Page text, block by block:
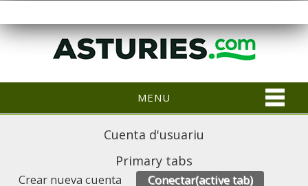
MENU
Cuenta d'usuariu
Primary tabs
Crear nueva cuenta Conectar(active tab)